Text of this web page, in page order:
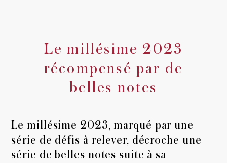
Le domaine
Le Château
Saint-Emilion
Le millésime 2023
récompensé par de
belles notes
Le millésime 2023, marqué par une
série de défis à relever, décroche une
série de belles notes suite à sa